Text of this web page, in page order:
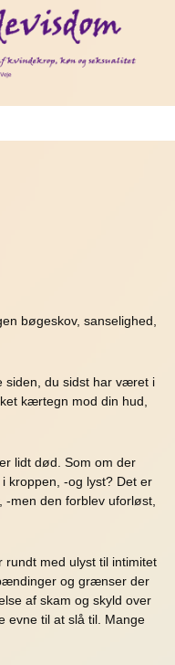
bøgeskov, sanselighed,
siden, du sidst har været i
kærtegn mod din hud,
lidt død. Som om der
kroppen, -og lyst? Det er
den forblev uforløst,
med ulyst til intimitet
og grænser der
af skam og skyld over
evne til at slå til. Mange